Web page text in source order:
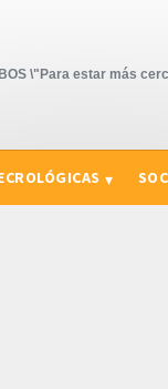
\"Para estar más